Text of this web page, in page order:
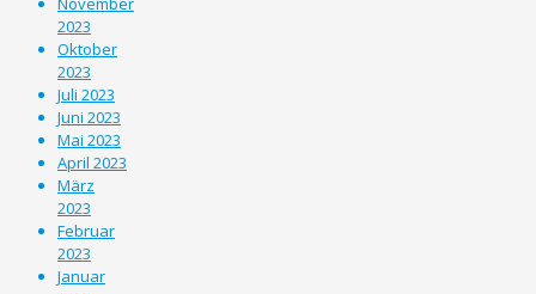
2023
Oktober
2023
Juli 2023
Juni 2023
Mai 2023
April 2023
März
2023
Februar
2023
Januar